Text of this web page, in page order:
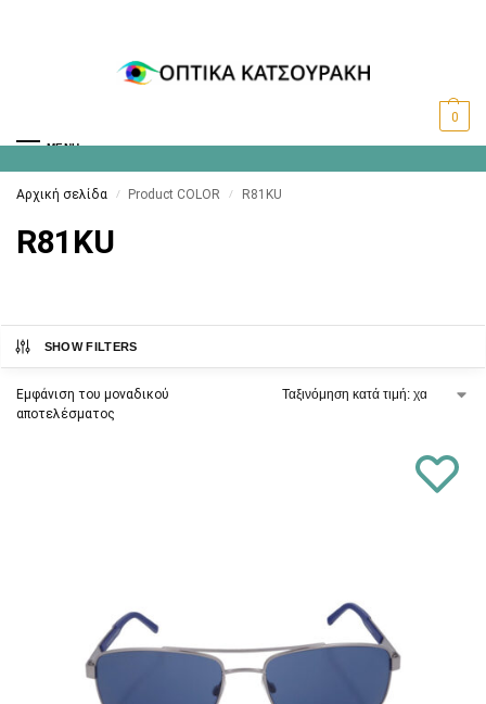
MENU
0
Αρχική σελίδα / Product COLOR / R81KU
R81KU
SHOW FILTERS
Εμφάνιση του μοναδικού
αποτελέσματος